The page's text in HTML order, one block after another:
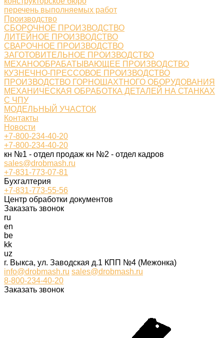
перечень выполняемых работ
Производство
СБОРОЧНОЕ ПРОИЗВОДСТВО
ЛИТЕЙНОЕ ПРОИЗВОДСТВО
СВАРОЧНОЕ ПРОИЗВОДСТВО
ЗАГОТОВИТЕЛЬНОЕ ПРОИЗВОДСТВО
МЕХАНООБРАБАТЫВАЮЩЕЕ ПРОИЗВОДСТВО
КУЗНЕЧНО-ПРЕССОВОЕ ПРОИЗВОДСТВО
ПРОИЗВОДСТВО ГОРНОШАХТНОГО ОБОРУДОВАНИЯ
МЕХАНИЧЕСКАЯ ОБРАБОТКА ДЕТАЛЕЙ НА СТАНКАХ
С ЧПУ
МОДЕЛЬНЫЙ УЧАСТОК
Контакты
Новости
+7-800-234-40-20
+7-800-234-40-20
кн №1 - отдел продаж кн №2 - отдел кадров
sales@drobmash.ru
+7-831-773-07-81
Бухгалтерия
+7-831-773-55-56
Центр обработки документов
Заказать звонок
ru
en
be
kk
uz
г. Выкса, ул. Заводская д.1 КПП №4 (Межонка)
info@drobmash.ru sales@drobmash.ru
8-800-234-40-20
Заказать звонок